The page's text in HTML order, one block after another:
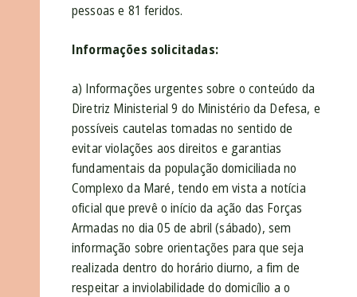
pessoas e 81 feridos.
Informações solicitadas:
a) Informações urgentes sobre o conteúdo da
Diretriz Ministerial 9 do Ministério da Defesa, e
possíveis cautelas tomadas no sentido de
evitar violações aos direitos e garantias
fundamentais da população domiciliada no
Complexo da Maré, tendo em vista a notícia
oficial que prevê o início da ação das Forças
Armadas no dia 05 de abril (sábado), sem
informação sobre orientações para que seja
realizada dentro do horário diurno, a fim de
respeitar a inviolabilidade do domicílio a o